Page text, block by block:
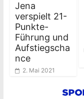
Jena
verspielt 21-
Punkte-
Führung und
Aufstiegscha
nce
2. Mai 2021